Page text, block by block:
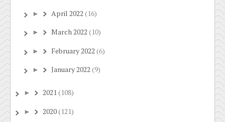
► April 2022 (16)
► March 2022 (10)
► February 2022 (6)
► January 2022 (9)
► 2021(108)
► 2020(121)